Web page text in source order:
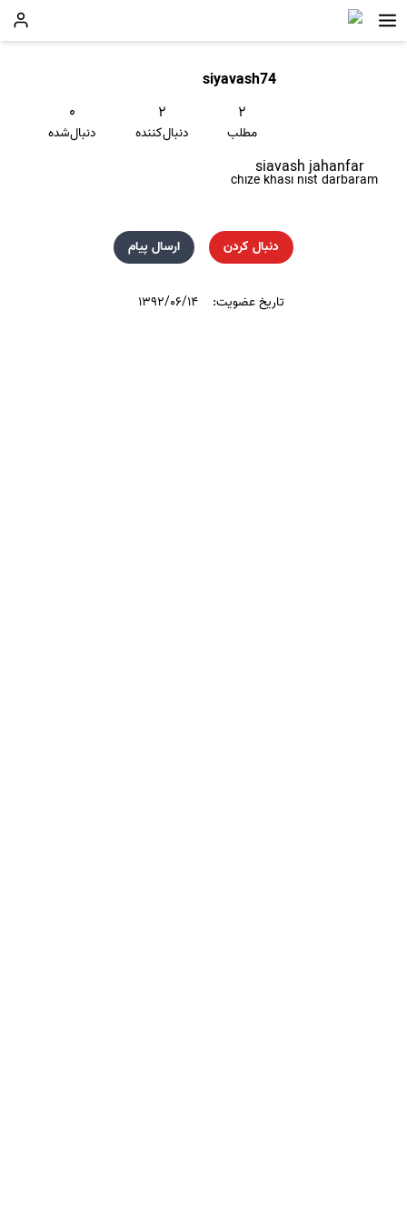
siyavash74
۲
مطلب
۲
دنبال‌کننده
۰
دنبال‌شده
siavash jahanfar
chize khasi nist darbaram
دنبال کردن ارسال پیام
تاریخ عضویت: ۱۳۹۲/۰۶/۱۴